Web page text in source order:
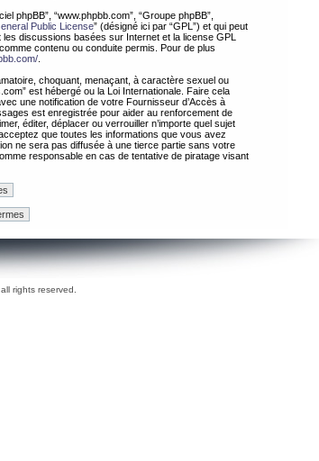
phpBB”, “www.phpbb.com”, “Groupe phpBB”,
Public License” (désigné ici par “GPL”) et qui peut
les discussions basées sur Internet et la license GPL
contenu ou conduite permis. Pour de plus
choquant, menaçant, à caractère sexuel ou
est hébergé ou la Loi Internationale. Faire cela
une notification de votre Fournisseur d’Accès à
est enregistrée pour aider au renforcement de
éditer, déplacer ou verrouiller n’importe quel sujet
que toutes les informations que vous avez
ne sera pas diffusée à une tierce partie sans votre
responsable en cas de tentative de piratage visant
rights reserved.